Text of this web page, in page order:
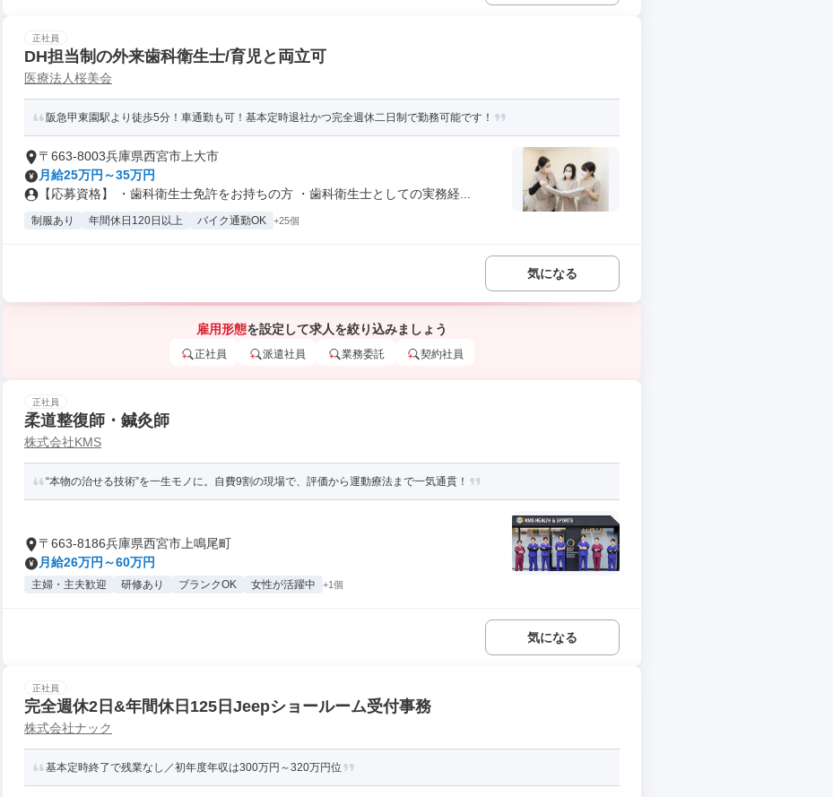
正社員
DH担当制の外来歯科衛生士/育児と両立可
医療法人桜美会
阪急甲東園駅より徒歩5分！車通勤も可！基本定時退社かつ完全週休二日制で勤務可能です！
〒663-8003兵庫県西宮市上大市
月給25万円～35万円
【応募資格】 ・歯科衛生士免許をお持ちの方 ・歯科衛生士としての実務経...
制服あり 年間休日120日以上 バイク通勤OK +25個
気になる
雇用形態を設定して求人を絞り込みましょう
正社員 派遣社員 業務委託 契約社員
正社員
柔道整復師・鍼灸師
株式会社KMS
“本物の治せる技術”を一生モノに。自費9割の現場で、評価から運動療法まで一気通貫！
〒663-8186兵庫県西宮市上鳴尾町
月給26万円～60万円
主婦・主夫歓迎 研修あり ブランクOK 女性が活躍中 +1個
気になる
正社員
完全週休2日&年間休日125日Jeepショールーム受付事務
株式会社ナック
基本定時終了で残業なし／初年度年収は300万円～320万円位